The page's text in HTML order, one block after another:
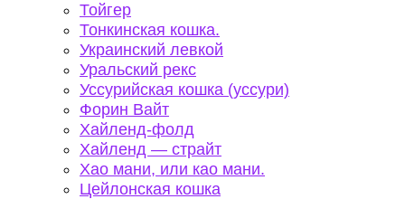
Тойгер
Тонкинская кошка.
Украинский левкой
Уральский рекс
Уссурийская кошка (уссури)
Форин Вайт
Хайленд-фолд
Хайленд — страйт
Хао мани, или као мани.
Цейлонская кошка